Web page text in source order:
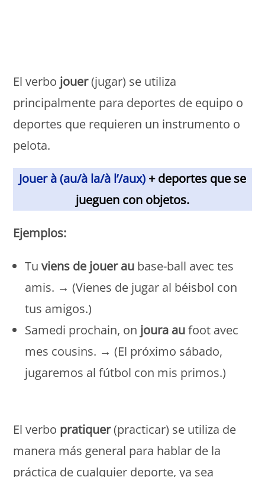
El verbo jouer(jugar) se utiliza
principalmente para deportes de equipo o
deportes que requieren un instrumento o
pelota.
Jouer à (au/à la/à l’/aux) + deportes que se
jueguen con objetos.
Ejemplos:
Tuviens de jouer au base-ball avec tes
amis. → (Vienes de jugar al béisbol con
tus amigos.)
Samedi prochain, on joura aufoot avec
mes cousins. → (El próximo sábado,
jugaremos al fútbol con mis primos.)
El verbo pratiquer(practicar) se utiliza de
manera más general para hablar de la
práctica de cualquier deporte, ya sea